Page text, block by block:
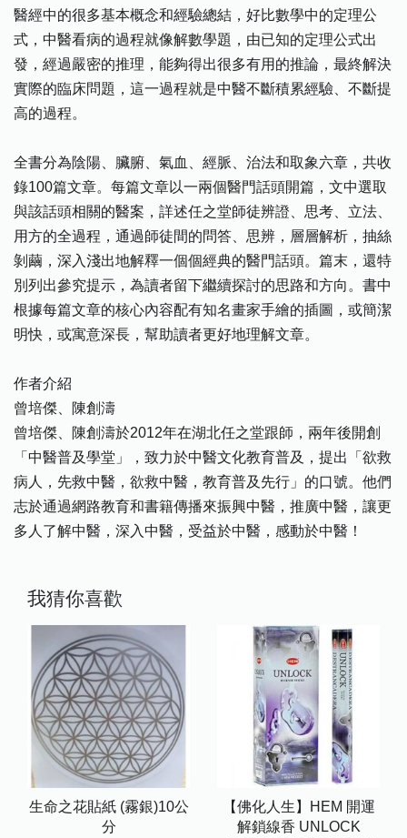
醫經中的很多基本概念和經驗總結，好比數學中的定理公
式，中醫看病的過程就像解數學題，由已知的定理公式出
發，經過嚴密的推理，能夠得出很多有用的推論，最終解決
實際的臨床問題，這一過程就是中醫不斷積累經驗、不斷提
高的過程。
全書分為陰陽、臟腑、氣血、經脈、治法和取象六章，共收
錄100篇文章。每篇文章以一兩個醫門話頭開篇，文中選取
與該話頭相關的醫案，詳述任之堂師徒辨證、思考、立法、
用方的全過程，通過師徒間的問答、思辨，層層解析，抽絲
剝繭，深入淺出地解釋一個個經典的醫門話頭。篇末，還特
別列出參究提示，為讀者留下繼續探討的思路和方向。書中
根據每篇文章的核心內容配有知名畫家手繪的插圖，或簡潔
明快，或寓意深長，幫助讀者更好地理解文章。
作者介紹
曾培傑、陳創濤
曾培傑、陳創濤於2012年在湖北任之堂跟師，兩年後開創
「中醫普及學堂」，致力於中醫文化教育普及，提出「欲救
病人，先救中醫，欲救中醫，教育普及先行」的口號。他們
志於通過網路教育和書籍傳播來振興中醫，推廣中醫，讓更
多人了解中醫，深入中醫，受益於中醫，感動於中醫！
我猜你喜歡
生命之花貼紙 (霧銀)10公
分
【佛化人生】HEM 開運
解鎖線香 UNLOCK